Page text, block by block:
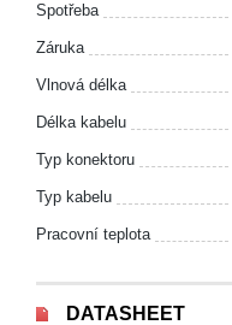
Spotřeba
Záruka
Vlnová délka
Délka kabelu
Typ konektoru
Typ kabelu
Pracovní teplota
DATASHEET